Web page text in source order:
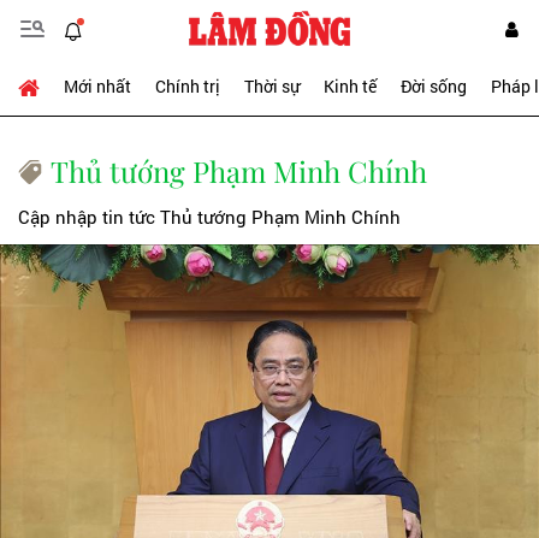
Mới nhất Chính trị Thời sự Kinh tế Đời sống Pháp
Thủ tướng Phạm Minh Chính
Cập nhập tin tức Thủ tướng Phạm Minh Chính